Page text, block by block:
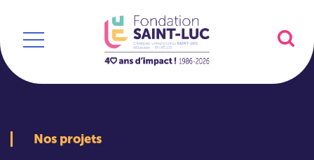
Nos projets